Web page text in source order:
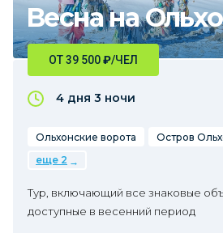
Весна на
ОТ 39 500₽/ЧЕЛ
4 дня 3 ночи
Ольхонские ворота Остров
еще 2
Тур, включающий все знаковые
доступные в весенний период